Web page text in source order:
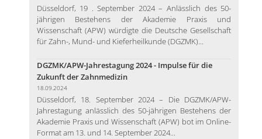
Düsseldorf, 19 . September 2024 – Anlässlich des 50-
jährigen Bestehens der Akademie Praxis und
Wissenschaft (APW) würdigte die Deutsche Gesellschaft
für Zahn-, Mund- und Kieferheilkunde (DGZMK)...
DGZMK/APW-Jahrestagung 2024 - Impulse für die
Zukunft der Zahnmedizin
18.09.2024
Düsseldorf, 18. September 2024 – Die DGZMK/APW-
Jahrestagung anlässlich des 50-jährigen Bestehens der
Akademie Praxis und Wissenschaft (APW) bot im Online-
Format am 13. und 14. September 2024...